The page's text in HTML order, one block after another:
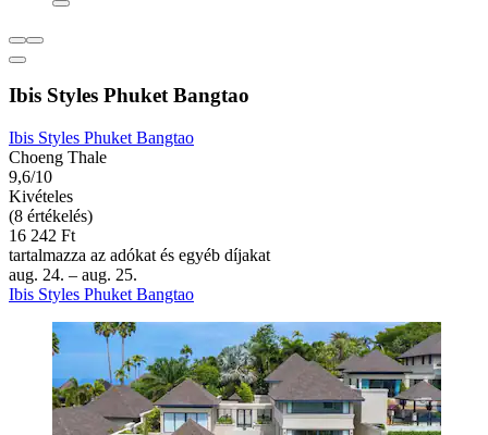
Ibis Styles Phuket Bangtao
Ibis Styles Phuket Bangtao
Choeng Thale
9,6/10
Kivételes
(8 értékelés)
16 242 Ft
tartalmazza az adókat és egyéb díjakat
aug. 24. – aug. 25.
Ibis Styles Phuket Bangtao